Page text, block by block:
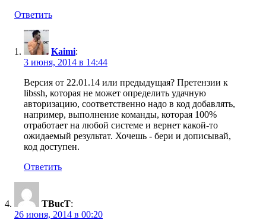
Ответить
Kaimi:
3 июня, 2014 в 14:44
Версия от 22.01.14 или предыдущая? Претензии к
libssh, которая не может определить удачную
авторизацию, соответственно надо в код добавлять,
например, выполнение команды, которая 100%
отработает на любой системе и вернет какой-то
ожидаемый результат. Хочешь - бери и дописывай,
код доступен.
Ответить
TBucT:
26 июня, 2014 в 00:20